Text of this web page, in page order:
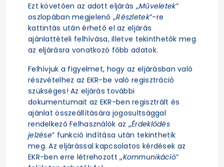
Ezt követően az adott eljárás „Műveletek”
oszlopában megjelenő „Részletek”-re
kattintás után érhető el az eljárás
ajánlattételi felhívása, illetve tekinthetők meg
az eljárásra vonatkozó főbb adatok.
Felhívjuk a figyelmet, hogy az eljárásban való
részvételhez az EKR-be való regisztráció
szükséges! Az eljárás további
dokumentumait az EKR-ben regisztrált és
ajánlat összeállítására jogosultsággal
rendelkező Felhasználók az „Érdeklődés
jelzése” funkció indítása után tekinthetik
meg. Az eljárással kapcsolatos kérdések az
EKR-ben erre létrehozott „Kommunikáció”